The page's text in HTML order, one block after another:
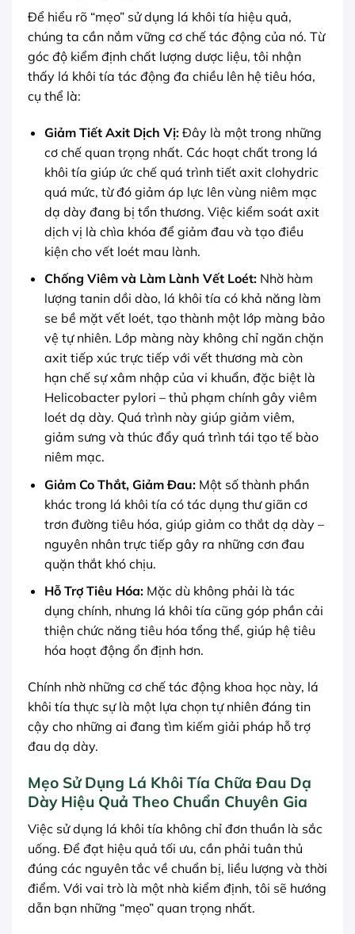
Để hiểu rõ “mẹo” sử dụng lá khôi tía hiệu quả,
chúng ta cần nắm vững cơ chế tác động của nó. Từ
góc độ kiểm định chất lượng dược liệu, tôi nhận
thấy lá khôi tía tác động đa chiều lên hệ tiêu hóa,
cụ thể là:
Giảm Tiết Axit Dịch Vị:Đây là một trong những
cơ chế quan trọng nhất. Các hoạt chất trong lá
khôi tía giúp ức chế quá trình tiết axit clohydric
quá mức, từ đó giảm áp lực lên vùng niêm mạc
dạ dày đang bị tổn thương. Việc kiểm soát axit
dịch vị là chìa khóa để giảm đau và tạo điều
kiện cho vết loét mau lành.
Chống Viêm và Làm Lành Vết Loét:Nhờ hàm
lượng tanin dồi dào, lá khôi tía có khả năng làm
se bề mặt vết loét, tạo thành một lớp màng bảo
vệ tự nhiên. Lớp màng này không chỉ ngăn chặn
axit tiếp xúc trực tiếp với vết thương mà còn
hạn chế sự xâm nhập của vi khuẩn, đặc biệt là
Helicobacter pylori – thủ phạm chính gây viêm
loét dạ dày. Quá trình này giúp giảm viêm,
giảm sưng và thúc đẩy quá trình tái tạo tế bào
niêm mạc.
Giảm Co Thắt, Giảm Đau:Một số thành phần
khác trong lá khôi tía có tác dụng thư giãn cơ
trơn đường tiêu hóa, giúp giảm co thắt dạ dày –
nguyên nhân trực tiếp gây ra những cơn đau
quặn thắt khó chịu.
Hỗ Trợ Tiêu Hóa:Mặc dù không phải là tác
dụng chính, nhưng lá khôi tía cũng góp phần cải
thiện chức năng tiêu hóa tổng thể, giúp hệ tiêu
hóa hoạt động ổn định hơn.
Chính nhờ những cơ chế tác động khoa học này, lá
khôi tía thực sự là một lựa chọn tự nhiên đáng tin
cậy cho những ai đang tìm kiếm giải pháp hỗ trợ
đau dạ dày.
Mẹo Sử Dụng Lá Khôi Tía Chữa Đau Dạ
Dày Hiệu Quả Theo Chuẩn Chuyên Gia
Việc sử dụng lá khôi tía không chỉ đơn thuần là sắc
uống. Để đạt hiệu quả tối ưu, cần phải tuân thủ
đúng các nguyên tắc về chuẩn bị, liều lượng và thời
điểm. Với vai trò là một nhà kiểm định, tôi sẽ hướng
dẫn bạn những “mẹo” quan trọng nhất.